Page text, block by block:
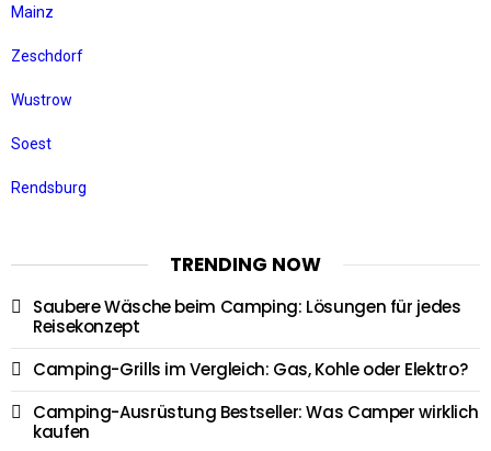
Mainz
Zeschdorf
Wustrow
Soest
Rendsburg
TRENDING NOW
Saubere Wäsche beim Camping: Lösungen für jedes
Reisekonzept
Camping-Grills im Vergleich: Gas, Kohle oder Elektro?
Camping-Ausrüstung Bestseller: Was Camper wirklich
kaufen